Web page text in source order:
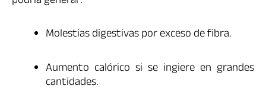
Molestias digestivas por exceso de fibra.
Aumento calórico si se ingiere en grandes
cantidades.